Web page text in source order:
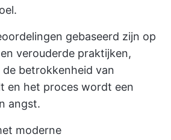
gebaseerd zijn op
verouderde praktijken,
betrokkenheid van
en het proces wordt een
angst.
moderne